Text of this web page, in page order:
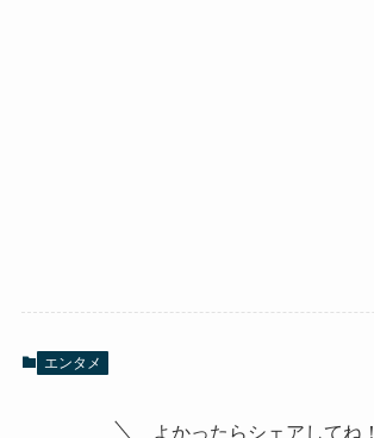
エンタメ
よかったらシェアしてね！